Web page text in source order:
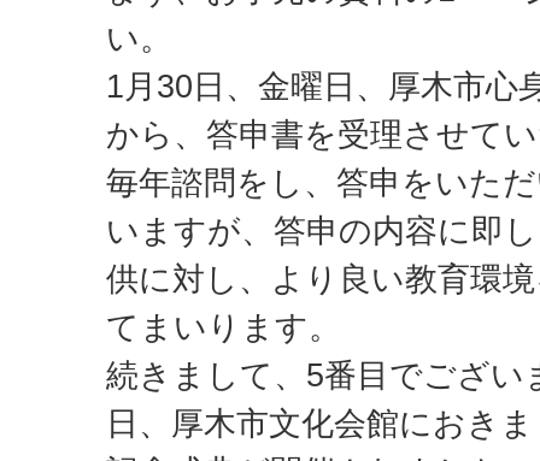
い。
1月30日、金曜日、厚木市心
から、答申書を受理させて
毎年諮問をし、答申をいた
いますが、答申の内容に即
供に対し、より良い教育環
てまいります。
続きまして、5番目でござい
日、厚木市文化会館におき